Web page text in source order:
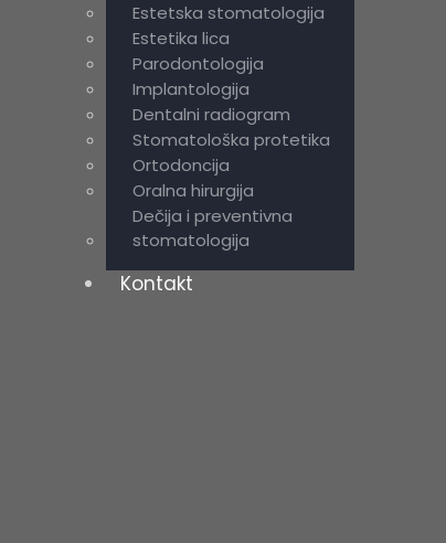
Estetska stomatologija
Estetika lica
Parodontologija
Implantologija
Dentalni radiogram
Stomatološka protetika
Ortodoncija
Oralna hirurgija
Dečija i preventivna
stomatologija
Kontakt